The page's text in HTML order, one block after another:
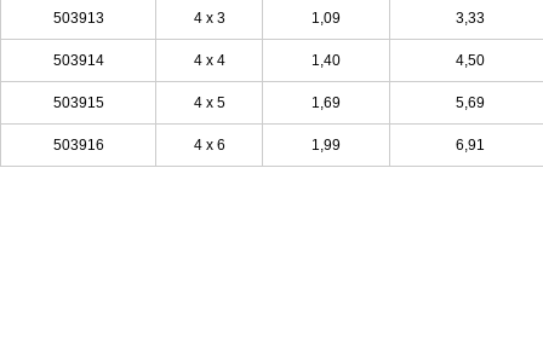
503913 4 x 3 1,09 3,33
503914 4 x 4 1,40 4,50
503915 4 x 5 1,69 5,69
503916 4 x 6 1,99 6,91